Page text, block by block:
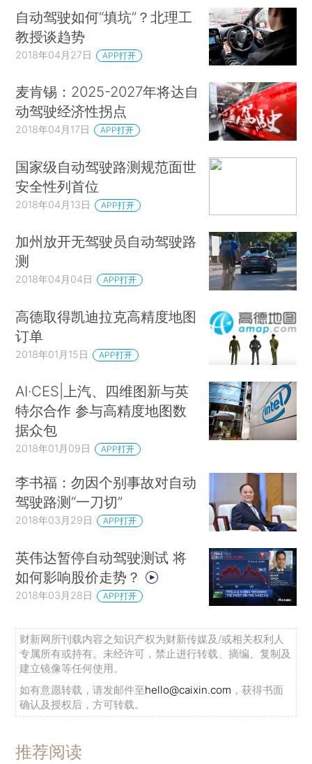
自动驾驶如何“填坑”？北理工
教授谈趋势
2018年04月27日 APP打开
麦肯锡：2025-2027年将达自
动驾驶经济性拐点
2018年04月17日 APP打开
国家级自动驾驶路测规范面世
安全性列首位
2018年04月13日 APP打开
加州放开无驾驶员自动驾驶路
测
2018年04月04日 APP打开
高德取得凯迪拉克高精度地图
订单
2018年01月15日 APP打开
AI·CES|上汽、四维图新与英
特尔合作 参与高精度地图数
据众包
2018年01月09日 APP打开
李书福：勿因个别事故对自动
驾驶路测“一刀切”
2018年03月29日 APP打开
英伟达暂停自动驾驶测试 将
如何影响股价走势？
2018年03月28日 APP打开
财新网所刊载内容之知识产权为财新传媒及/或相关权利人
专属所有或持有。未经许可，禁止进行转载、摘编、复制及
建立镜像等任何使用。
如有意愿转载，请发邮件至hello@caixin.com ，获得书面
确认及授权后，方可转载。
推荐阅读